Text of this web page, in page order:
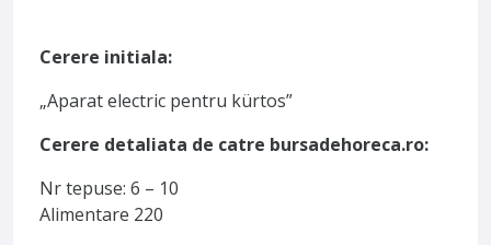
Cerere initiala:
„Aparat electric pentru kürtos”
Cerere detaliata de catre bursadehoreca.ro:
Nr tepuse: 6 – 10
Alimentare 220